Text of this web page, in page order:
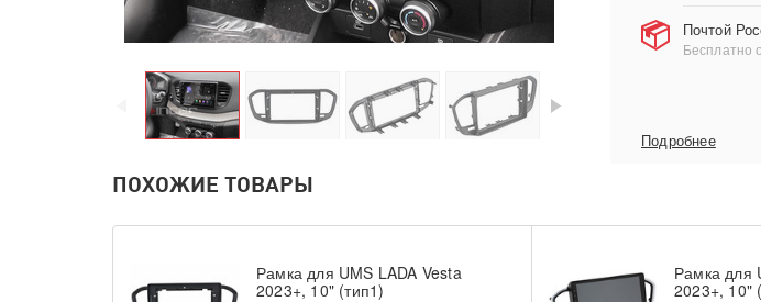
Почтой
Бесплатно
Подробнее
ПОХОЖИЕ ТОВАРЫ
Рамка для UMS LADA Vesta
2023+, 10" (тип1)
Рамка для
2023+, 10"